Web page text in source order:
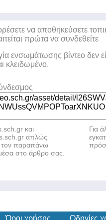
να αποθηκεύσετε
πρώτα να συνδεθείτε
ενσωμάτωσης βίντεο δεν
κλειδωμένο.
και
απλώς
τον παραπάνω
στο άρθρο σας.
Για
Όροι χρήσης Οδηγίες